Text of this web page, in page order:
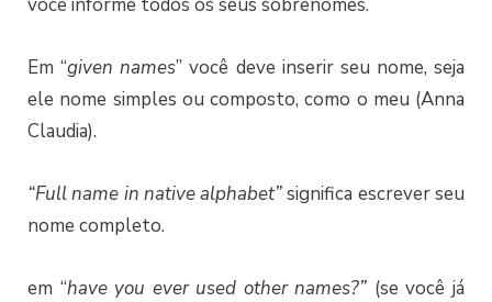
Em “given names” você deve inserir seu nome, seja
ele nome simples ou composto, como o meu (Anna
Claudia).
“Full name in native alphabet”significa escrever seu
nome completo.
em “have you ever used other names?” (se você já